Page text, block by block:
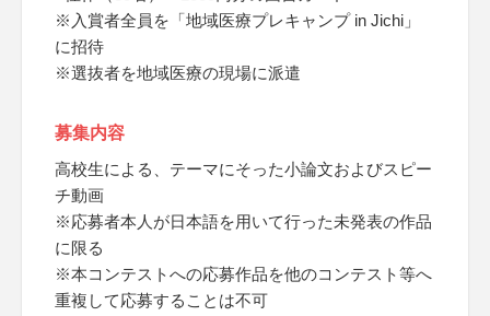
※入賞者全員を「地域医療プレキャンプ in Jichi」
に招待
※選抜者を地域医療の現場に派遣
募集内容
高校生による、テーマにそった小論文およびスピー
チ動画
※応募者本人が日本語を用いて行った未発表の作品
に限る
※本コンテストへの応募作品を他のコンテスト等へ
重複して応募することは不可